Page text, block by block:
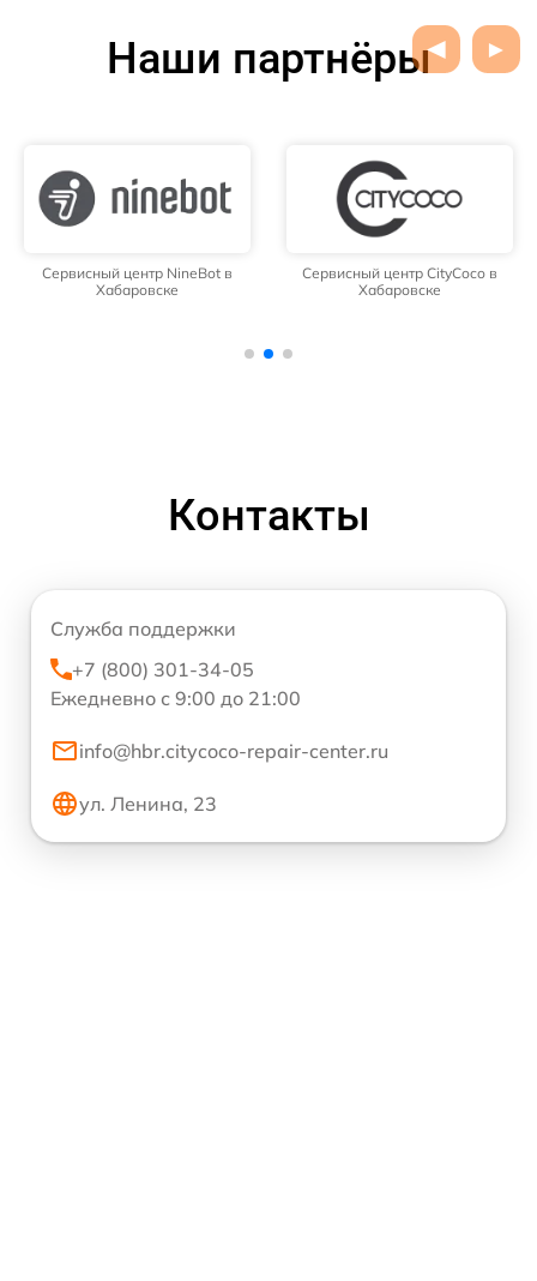
Наши партнёры
Сервисный центр NineBot в
Хабаровске
Сервисный центр CityCoco в
Хабаровске
Контакты
Служба поддержки
+7 (800) 301-34-05
Ежедневно с 9:00 до 21:00
info@hbr.citycoco-repair-center.ru
ул. Ленина, 23